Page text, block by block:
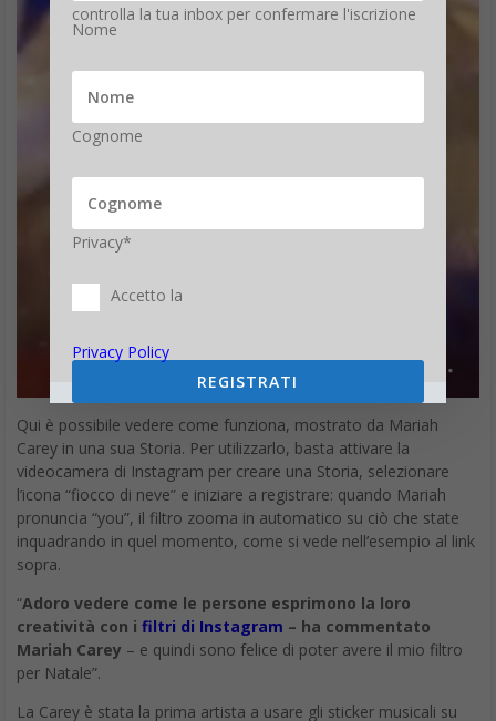
Qui è possibile vedere come funziona, mostrato da Mariah
Carey in una sua Storia. Per utilizzarlo, basta attivare la
videocamera di Instagram per creare una Storia, selezionare
l’icona “fiocco di neve” e iniziare a registrare: quando Mariah
pronuncia “you”, il filtro zooma in automatico su ciò che state
inquadrando in quel momento, come si vede nell’esempio al link
sopra.
“Adoro vedere come le persone esprimono la loro
creatività con i filtri di Instagram – ha commentato
Mariah Carey – e quindi sono felice di poter avere il mio filtro
per Natale”.
La Carey è stata la prima artista a usare gli sticker musicali su
controlla la tua inbox per confermare l'iscrizione
Nome
Cognome
Privacy*
Accetto la
Privacy Policy
REGISTRATI